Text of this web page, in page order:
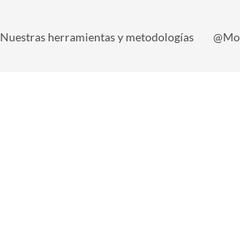
Nuestras herramientas y metodologías